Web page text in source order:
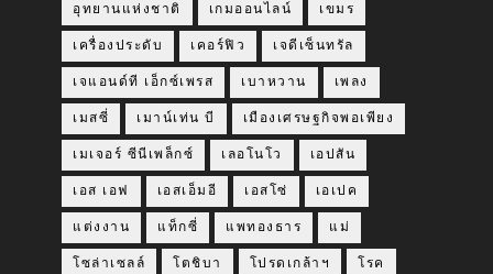
อุทยานแห่งชาติ เกมออนไลน์ เขมร
เครื่องประดับ เคอร์ฟิว เจดีเซ็นทรัล
เจแอนด์ที เอ็กซ์เพรส เบาหวาน เพลง
เมสซี่ เมาน์เท่น บี เมืองเศรษฐกิจพอเพียง
เมเจอร์ ซีนีเพล็กซ์ เลอโนโว เอปสัน
เอส เอฟ เอสเอ็มอี เอสโซ่ เอเปค
แต่งงาน แท็กซี่ แพทองธาร แม่
โซล่าเซลล์ โตชิบา โปรดเกล้าฯ โรค